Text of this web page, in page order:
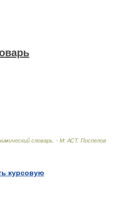
словарь. - М: АСТ. Поспелов
курсовую